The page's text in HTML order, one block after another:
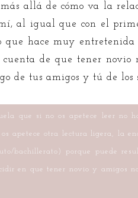
allá de cómo va la
al igual que con el
que hace muy
cuenta de que tener
de tus amigos y tú de los
que si no os apetece leer
apetece otra lectura ligera, la
bachillerato) porque puede
en que tener novio y amigos